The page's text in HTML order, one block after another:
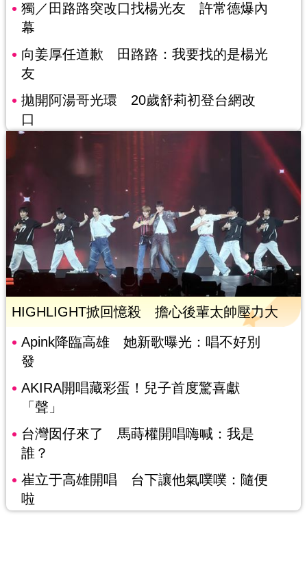
獨／田路路突改口找楊光友 許常德爆內
幕
向姜厚任道歉 田路路：我要找的是楊光
友
拋開阿湯哥光環 20歲舒莉初登台網改
口
HIGHLIGHT掀回憶殺 擔心後輩太帥壓力大
Apink降臨高雄 她新歌曝光：唱不好別
發
AKIRA開唱藏彩蛋！兒子首度驚喜獻
「聲」
台灣囡仔來了 馬蒔權開唱嗨喊：我是
誰？
崔立于高雄開唱 台下讓他氣噗噗：隨便
啦